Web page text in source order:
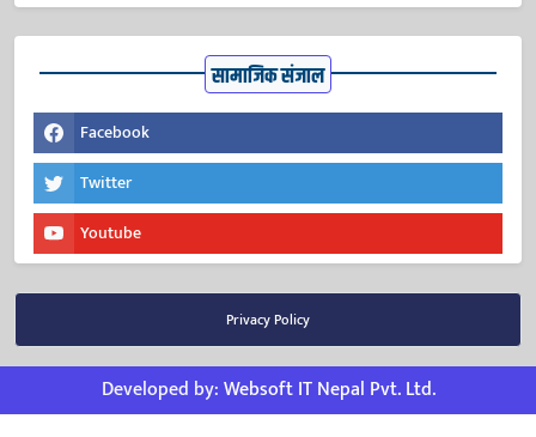
सामाजिक संजाल
Facebook
Twitter
Youtube
Privacy Policy
Developed by:Websoft IT Nepal Pvt. Ltd.